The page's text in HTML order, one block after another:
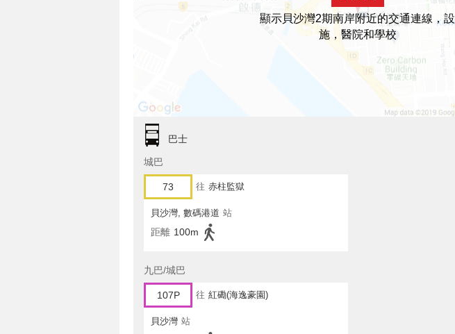
顯示貝沙灣2期南岸附近的交通連線，設
施，醫院和學校
巴士
城巴
73 往 赤柱監獄
貝沙灣, 數碼港道 站
距離 100m
九巴/城巴
107P 往 紅磡(海逸豪園)
貝沙灣 站